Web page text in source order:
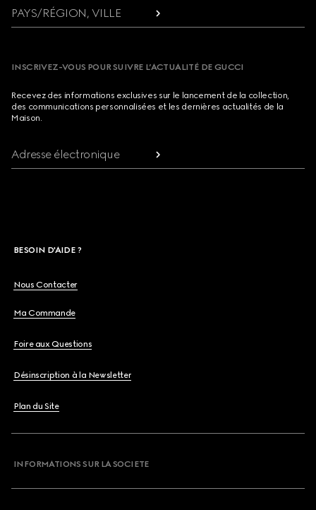
PAYS/RÉGION, VILLE
INSCRIVEZ-VOUS POUR SUIVRE L’ACTUALITÉ DE GUCCI
Recevez des informations exclusives sur le lancement de la collection,
des communications personnalisées et les dernières actualités de la
Maison.
Adresse électronique
BESOIN D'AIDE ?
Nous Contacter
Ma Commande
Foire aux Questions
Désinscription à la Newsletter
Plan du Site
INFORMATIONS SUR LA SOCIETE